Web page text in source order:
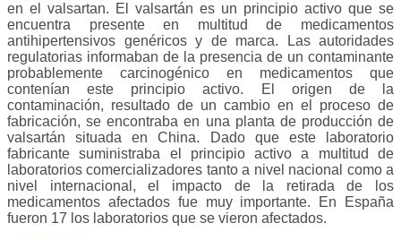
en el valsartan. El valsartán es un principio activo que se
encuentra presente en multitud de medicamentos
antihipertensivos genéricos y de marca. Las autoridades
regulatorias informaban de la presencia de un contaminante
probablemente carcinogénico en medicamentos que
contenían este principio activo. El origen de la
contaminación, resultado de un cambio en el proceso de
fabricación, se encontraba en una planta de producción de
valsartán situada en China. Dado que este laboratorio
fabricante suministraba el principio activo a multitud de
laboratorios comercializadores tanto a nivel nacional como a
nivel internacional, el impacto de la retirada de los
medicamentos afectados fue muy importante. En España
fueron 17 los laboratorios que se vieron afectados.